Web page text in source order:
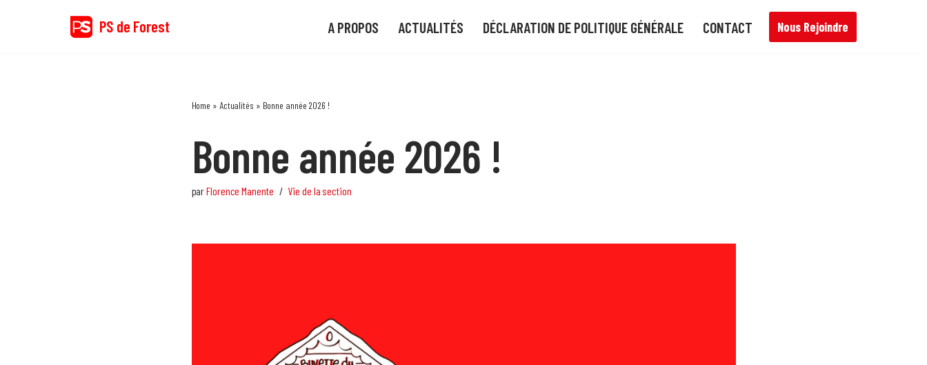
PS de Forest A PROPOS ACTUALITÉS DÉCLARATION DE POLITIQUE GÉNÉRALE CONTACT Nous Rejoindre
Home » Actualités » Bonne année 2026 !
Bonne année 2026 !
parFlorence Manente Vie de la section